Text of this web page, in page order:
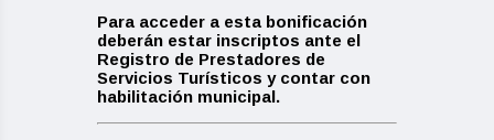
Para acceder a esta bonificación
deberán estar inscriptos ante el
Registro de Prestadores de
Servicios Turísticos y contar con
habilitación municipal.